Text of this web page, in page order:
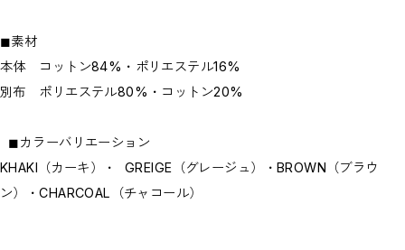
◼︎素材
本体 コットン84%・ポリエステル16%
別布 ポリエステル80%・コットン20%
◼︎カラーバリエーション
KHAKI（カーキ）・ GREIGE（グレージュ）・BROWN（ブラウ
ン）・CHARCOAL（チャコール）